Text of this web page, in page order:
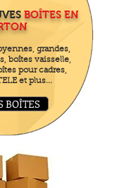
BOÎTES EN
grandes,
boîtes vaisselle,
pour cadres,
et plus...
BOÎTES